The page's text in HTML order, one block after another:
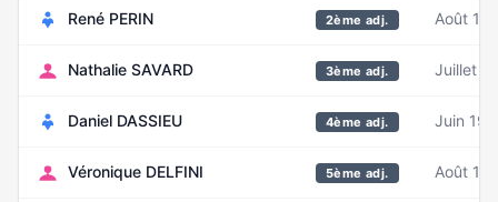
René PERIN 2ème adj. Août
Nathalie SAVARD 3ème adj. Juillet
Daniel DASSIEU 4ème adj. Juin
Véronique DELFINI 5ème adj. Août